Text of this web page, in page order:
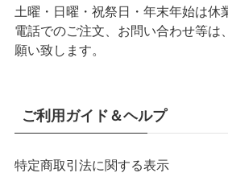
土曜・日曜・祝祭日・年末年始は休
電話でのご注文、お問い合わせ等は
願い致します。
ご利用ガイド＆ヘルプ
特定商取引法に関する表示